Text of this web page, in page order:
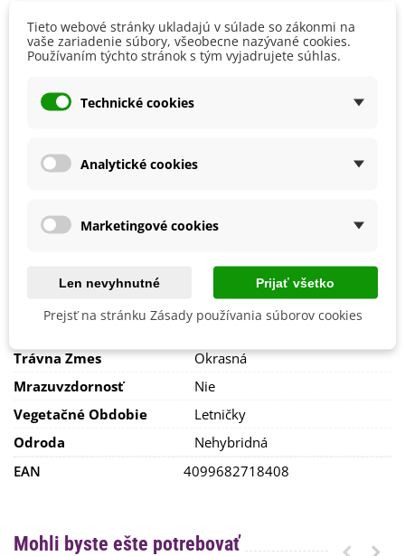
Výška
60 - 80 cm
Farba Kvetu
Október
Pestovanie
Apríl
Máj
Trávna Zmes
Okrasná
Mrazuvzdornosť
Nie
Vegetačné Obdobie
Letničky
Odroda
Nehybridná
EAN
4099682718408
Mohli byste ešte potrebovať
Tieto webové stránky ukladajú v súlade so zákonmi na
vaše zariadenie súbory, všeobecne nazývané cookies.
Používaním týchto stránok s tým vyjadrujete súhlas.
Technické cookies
Analytické cookies
Marketingové cookies
Len nevyhnutné Prijať všetko
Prejsť na stránku Zásady používania súborov cookies